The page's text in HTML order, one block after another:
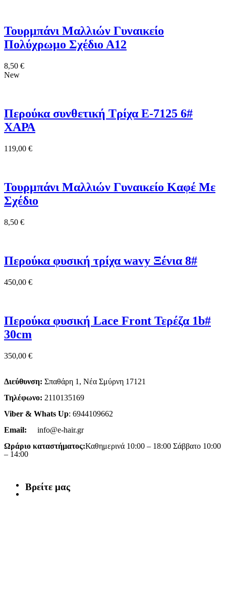
Τουρμπάνι Μαλλιών Γυναικείο
Πολύχρωμο Σχέδιο Α12
8,50 €
New
Περούκα συνθετική Τρίχα E-7125 6#
ΧΑΡΑ
119,00 €
Τουρμπάνι Μαλλιών Γυναικείο Καφέ Με
Σχέδιο
8,50 €
Περούκα φυσική τρίχα wavy Ξένια 8#
450,00 €
Περούκα φυσική Lace Front Τερέζα 1b#
30cm
350,00 €
Διεύθυνση: Σπαθάρη 1, Νέα Σμύρνη 17121
Τηλέφωνο: 2110135169
Viber & Whats Up: 6944109662
Email:
info@e-hair.gr
Ωράριο καταστήματος:Καθημερινά 10:00 – 18:00 Σάββατο 10:00
– 14:00
Βρείτε μας